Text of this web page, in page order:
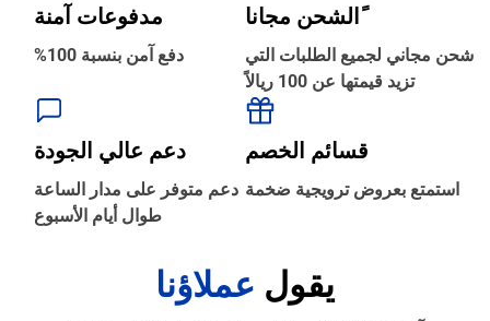
ًالشحن مجانا
شحن مجاني لجميع الطلبات التي
تزيد قيمتها عن 100 ريالاً
مدفوعات آمنة
دفع آمن بنسبة 100%
قسائم الخصم
استمتع بعروض ترويجية ضخمة
دعم عالي الجودة
دعم متوفر على مدار الساعة
طوال أيام الأسبوع
يقول عملاؤنا
الترجمة والبحوث ‹
الطباعة والأدوات المكتبية
حجز طيران ‹